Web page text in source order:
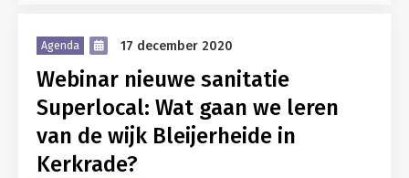
Agenda 17 december 2020
Webinar nieuwe sanitatie
Superlocal: Wat gaan we leren
van de wijk Bleijerheide in
Kerkrade?